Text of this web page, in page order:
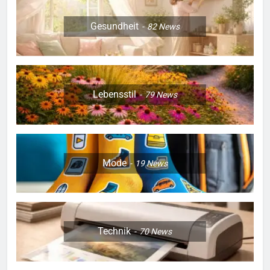
Gesundheit 82News
Lebensstil 79News
Mode 19News
Technik 70News